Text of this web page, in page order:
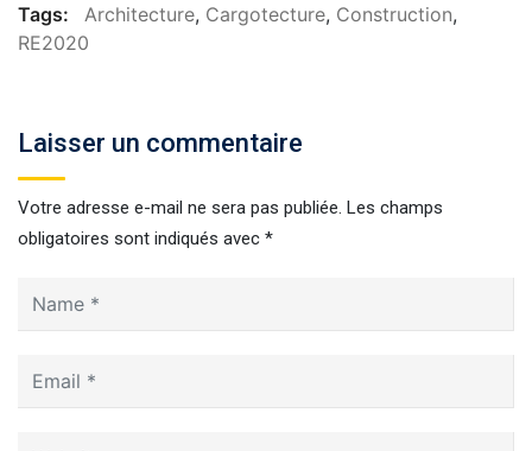
Tags: Architecture, Cargotecture, Construction,
RE2020
Laisser un commentaire
Votre adresse e-mail ne sera pas publiée. Les champs
obligatoires sont indiqués avec *